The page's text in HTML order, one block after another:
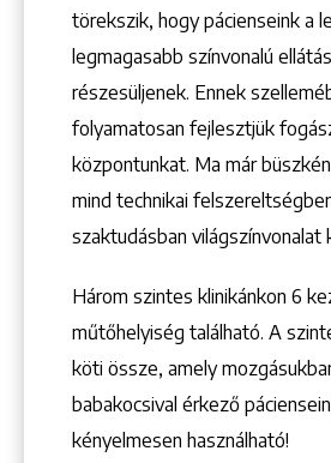
törekszik, hogy pácienseink a
legmagasabb színvonalú
részesüljenek. Ennek
folyamatosan fejlesztjük
központunkat. Ma már
mind technikai
szaktudásban világszínvonalat
Három szintes klinikánkon 6
műtőhelyiség található. A
köti össze, amely
babakocsival érkező
kényelmesen használható!